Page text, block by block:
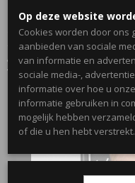
Home >Webshop>
Spijkerjassen>
geheimpje ik word grote
NAAM EN
Op deze website
Cookies worden door ons
aanbieden van sociale
van informatie en
sociale media-,
informatie over hoe u
informatie gebruiken in
mogelijk hebben
of die u hen hebt verstrekt.